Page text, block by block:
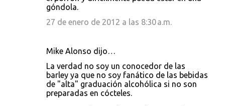
góndola.
27 de enero de 2012 a las 8:30 a.m.
Mike Alonso dijo…
La verdad no soy un conocedor de las
barley ya que no soy fanático de las bebidas
de "alta" graduación alcohólica si no son
preparadas en cócteles.